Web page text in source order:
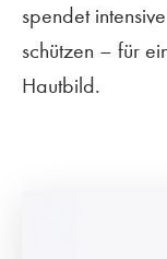
spendet
schützen – für
Hautbild.